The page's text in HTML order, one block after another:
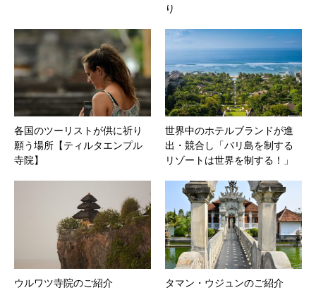
り
各国のツーリストが供に祈り
願う場所【ティルタエンプル
寺院】
世界中のホテルブランドが進
出・競合し「バリ島を制する
リゾートは世界を制する！」
ウルワツ寺院のご紹介 タマン・ウジュンのご紹介